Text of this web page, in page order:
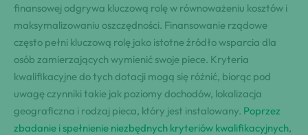
finansowej odgrywa kluczową rolę w równoważeniu kosztów i
maksymalizowaniu oszczędności. Finansowanie rządowe
często pełni kluczową rolę jako istotne źródło wsparcia dla
osób zamierzających wymienić swoje piece. Kryteria
kwalifikacyjne do tych dotacji mogą się różnić, biorąc pod
uwagę czynniki takie jak poziomy dochodów, lokalizacja
geograficzna i rodzaj pieca, który jest instalowany. Poprzez
zbadanie i spełnienie niezbędnych kryteriów kwalifikacyjnych,